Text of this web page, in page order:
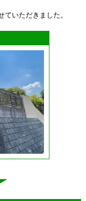
いただきました。